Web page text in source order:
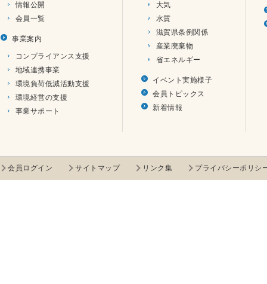
情報公開
会員一覧
事業案内
コンプライアンス支援
地域連携事業
環境負荷低減活動支援
環境経営の支援
事業サポート
大気
水質
滋賀県条例関係
産業廃棄物
省エネルギー
イベント実施様子
会員トピックス
新着情報
会員ログイン サイトマップ リンク集 プライバシーポリシ